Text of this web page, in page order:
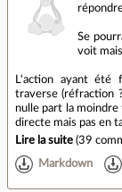
Se
voit
L'action ayant été
traverse (réfraction
nulle part la
directe mais pas en
Lire la suite (39
Markdown